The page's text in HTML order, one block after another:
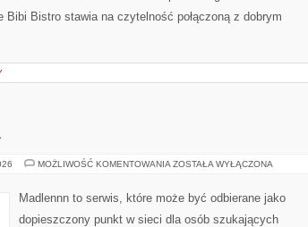
Bistro stawia na czytelność połączoną z dobrym
MOŻLIWOŚĆ KOMENTOWANIA OGRÓD
ZOSTAŁA WYŁĄCZONA
Madlennn to serwis, które może być odbierane jako
dopieszczony punkt w sieci dla osób szukających